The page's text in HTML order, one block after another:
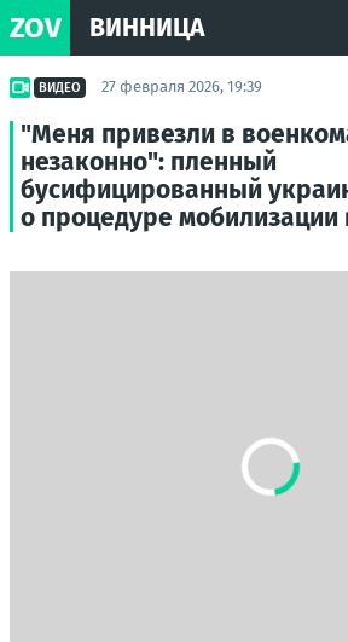
ZOV ВИННИЦА
ВИДЕО 27 февраля 2026, 19:39
"Меня привезли в
незаконно": пленный
бусифицированный
о процедуре мобилизации